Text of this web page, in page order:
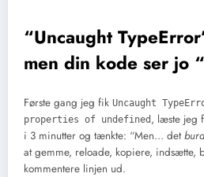
“Uncaught
men din kode ser jo
Første gang jeg fik Uncaught
properties of undefined , læste jeg
i 3 minutter og tænkte: “Men… det
at gemme, reloade, kopiere, indsætte,
kommentere linjen ud.